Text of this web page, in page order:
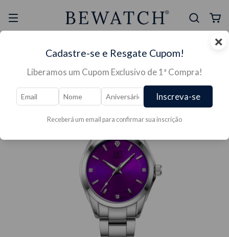
Mais Segura Lojas Físicas
×
Cadastre-se e Resgate Cupom!
Liberamos um Cupom Exclusivo de 1ª Compra!
Inscreva-se
Receberá um email para confirmar sua inscrição